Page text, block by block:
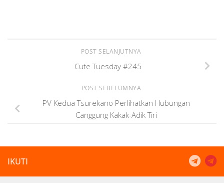
POST SELANJUTNYA
Cute Tuesday #245
POST SEBELUMNYA
PV Kedua Tsurekano Perlihatkan Hubungan
Canggung Kakak-Adik Tiri
IKUTI